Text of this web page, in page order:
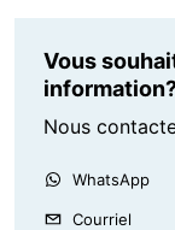
Vous
Nous
WhatsApp
Courriel